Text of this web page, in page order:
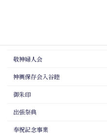
敬神婦人会
神輿保存会入谷睦
御朱印
出張祭典
奉祝記念事業